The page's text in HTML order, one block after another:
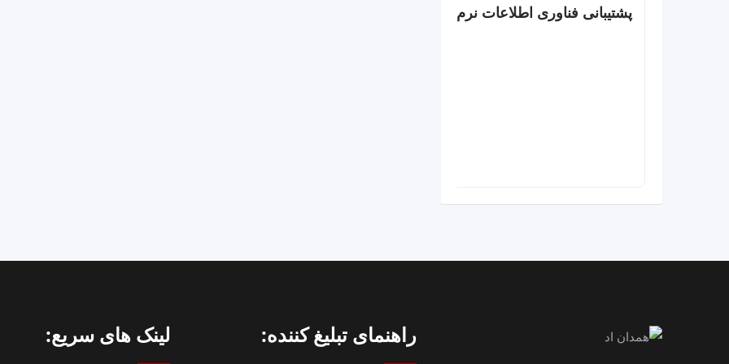
پشتیبانی فناوری اطلاعات نرم افزار و سخت افزار
راهنمای تبلیغ کننده: لینک های سریع: